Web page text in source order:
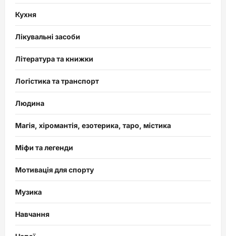
Кухня
Лікувальні засоби
Література та книжки
Логістика та транспорт
Людина
Магія, хіромантія, езотерика, таро, містика
Міфи та легенди
Мотивація для спорту
Музика
Навчання